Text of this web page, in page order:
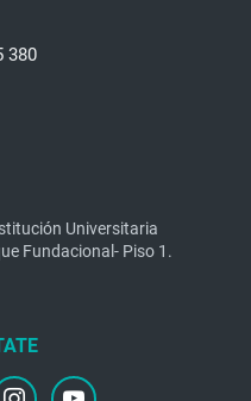
380
Universitaria
Fundacional- Piso 1.